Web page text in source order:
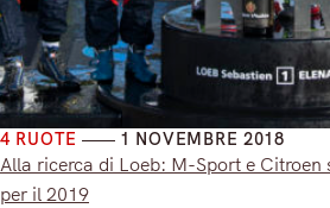
4 RUOTE 1 NOVEMBRE 2018
Alla ricerca di Loeb: M-Sport e Citroen
per il 2019